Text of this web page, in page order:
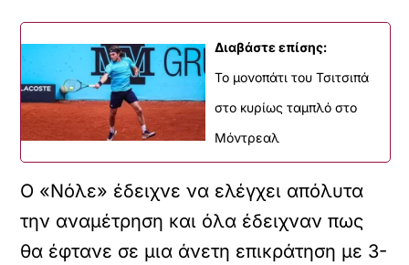
Διαβάστε επίσης:
To μονοπάτι του Τσιτσιπά
στο κυρίως ταμπλό στο
Μόντρεαλ
Ο «Νόλε» έδειχνε να ελέγχει απόλυτα
την αναμέτρηση και όλα έδειχναν πως
θα έφτανε σε μια άνετη επικράτηση με 3-